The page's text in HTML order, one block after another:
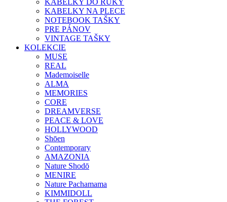
KABELKY NA PLECE
NOTEBOOK TAŠKY
PRE PÁNOV
VINTAGE TAŠKY
KOLEKCIE
MUSE
REAL
Mademoiselle
ALMA
MEMORIES
CORE
DREAMVERSE
PEACE & LOVE
HOLLYWOOD
Shōen
Contemporary
AMAZONIA
Nature Shodō
MENIRE
Nature Pachamama
KIMMIDOLL